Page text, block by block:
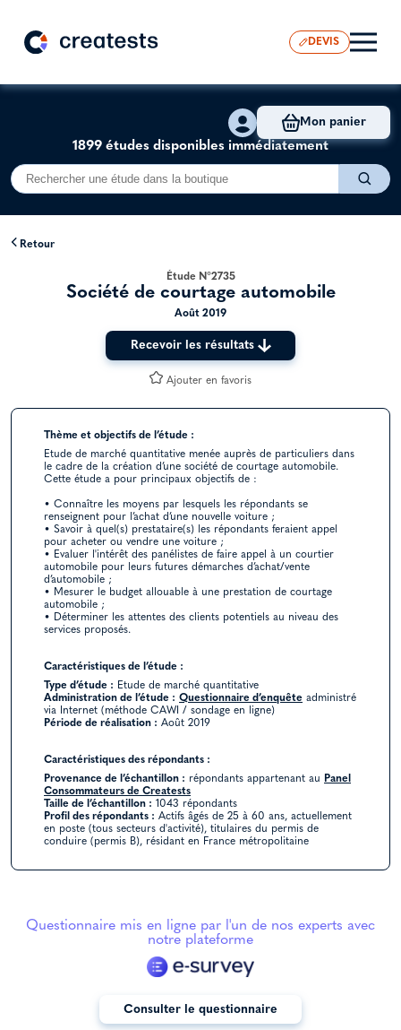
DEVIS
1899 études disponibles immédiatement
Mon panier
Retour
Étude N°2735
Société de courtage automobile
Août 2019
Recevoir les résultats
Ajouter en favoris
Thème et objectifs de l’étude :
Etude de marché quantitative menée auprès de particuliers dans
le cadre de la création d’une société de courtage automobile.
Cette étude a pour principaux objectifs de :
• Connaître les moyens par lesquels les répondants se
renseignent pour l’achat d’une nouvelle voiture ;
• Savoir à quel(s) prestataire(s) les répondants feraient appel
pour acheter ou vendre une voiture ;
• Evaluer l'intérêt des panélistes de faire appel à un courtier
automobile pour leurs futures démarches d’achat/vente
d’automobile ;
• Mesurer le budget allouable à une prestation de courtage
automobile ;
• Déterminer les attentes des clients potentiels au niveau des
services proposés.
Caractéristiques de l’étude :
Type d’étude : Etude de marché quantitative
Administration de l’étude : Questionnaire d’enquête administré
via Internet (méthode CAWI / sondage en ligne)
Période de réalisation : Août 2019
Caractéristiques des répondants :
Provenance de l’échantillon : répondants appartenant au Panel
Consommateurs de Creatests
Taille de l’échantillon : 1043 répondants
Profil des répondants : Actifs âgés de 25 à 60 ans, actuellement
en poste (tous secteurs d'activité), titulaires du permis de
conduire (permis B), résidant en France métropolitaine
Questionnaire mis en ligne par l'un de nos experts avec
notre plateforme
Consulter le questionnaire